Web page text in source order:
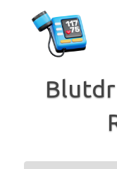
Inhalt
springen